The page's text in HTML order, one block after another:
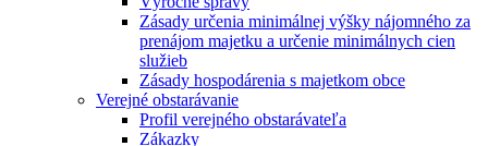
Zásady určenia minimálnej výšky nájomného za
prenájom majetku a určenie minimálnych cien
služieb
Zásady hospodárenia s majetkom obce
Verejné obstarávanie
Profil verejného obstarávateľa
Zákazky